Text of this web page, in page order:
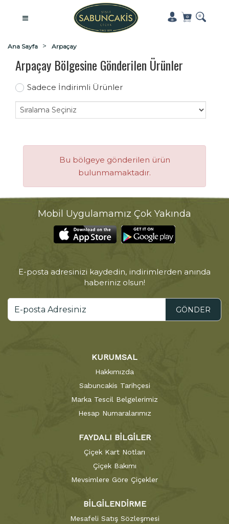
Ana Sayfa Arpaçay
Arpaçay Bölgesine Gönderilen Ürünler
Sadece İndirimli Ürünler
Bu bölgeye gönderilen ürün
bulunmamaktadır.
Mobil Uygulamamız Çok Yakında
E-posta adresinizi kaydedin, indirimlerden anında
haberiniz olsun!
GÖNDER
KURUMSAL
Hakkımızda
Sabuncakis Tarihçesi
Marka Tescil Belgelerimiz
Hesap Numaralarımız
FAYDALI BİLGİLER
Çiçek Kart Notları
Çiçek Bakımı
Mevsimlere Göre Çiçekler
BİLGİLENDİRME
Mesafeli Satış Sözleşmesi